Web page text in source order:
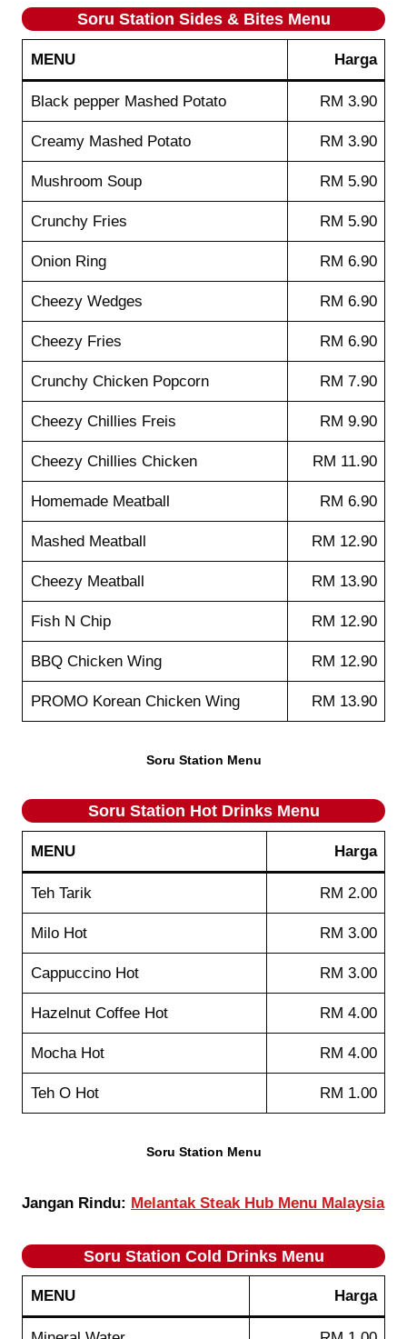
Soru Station Sides & Bites Menu
MENU Harga
Black pepper Mashed Potato RM 3.90
Creamy Mashed Potato RM 3.90
Mushroom Soup RM 5.90
Crunchy Fries RM 5.90
Onion Ring RM 6.90
Cheezy Wedges RM 6.90
Cheezy Fries RM 6.90
Crunchy Chicken Popcorn RM 7.90
Cheezy Chillies Freis RM 9.90
Cheezy Chillies Chicken RM 11.90
Homemade Meatball RM 6.90
Mashed Meatball RM 12.90
Cheezy Meatball RM 13.90
Fish N Chip RM 12.90
BBQ Chicken Wing RM 12.90
PROMO Korean Chicken Wing RM 13.90
Soru Station Menu
Soru Station Hot Drinks Menu
MENU Harga
Teh Tarik RM 2.00
Milo Hot RM 3.00
Cappuccino Hot RM 3.00
Hazelnut Coffee Hot RM 4.00
Mocha Hot RM 4.00
Teh O Hot RM 1.00
Soru Station Menu
Jangan Rindu: Melantak Steak Hub Menu Malaysia
Soru Station Cold Drinks Menu
MENU Harga